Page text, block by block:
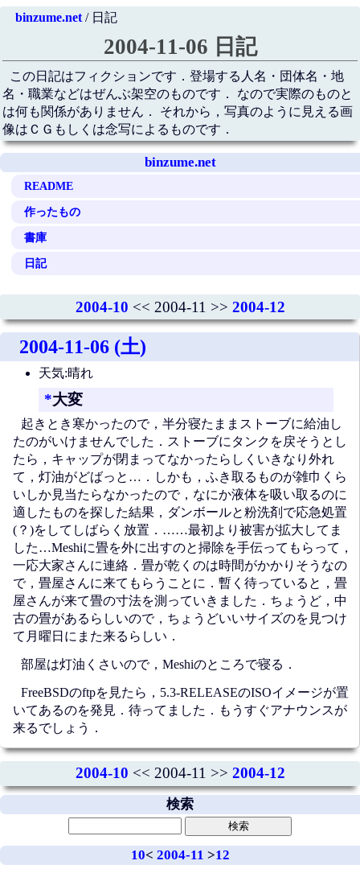
binzume.net/ 日記
2004-11-06 日記
この日記はフィクションです．登場する人名・団体名・地
名・職業などはぜんぶ架空のものです． なので実際のものと
は何も関係がありません． それから，写真のように見える画
像はＣＧもしくは念写によるものです．
binzume.net
README
作ったもの
書庫
日記
2004-10 << 2004-11 >> 2004-12
2004-11-06 (土)
天気:晴れ
*大変
起きとき寒かったので，半分寝たままストーブに給油し
たのがいけませんでした．ストーブにタンクを戻そうとし
たら，キャップが閉まってなかったらしくいきなり外れ
て，灯油がどばっと…．しかも，ふき取るものが雑巾くら
いしか見当たらなかったので，なにか液体を吸い取るのに
適したものを探した結果，ダンボールと粉洗剤で応急処置
(？)をしてしばらく放置．……最初より被害が拡大してま
した…Meshiに畳を外に出すのと掃除を手伝ってもらって，
一応大家さんに連絡．畳が乾くのは時間がかかりそうなの
で，畳屋さんに来てもらうことに．暫く待っていると，畳
屋さんが来て畳の寸法を測っていきました．ちょうど，中
古の畳があるらしいので，ちょうどいいサイズのを見つけ
て月曜日にまた来るらしい．
部屋は灯油くさいので，Meshiのところで寝る．
FreeBSDのftpを見たら，5.3-RELEASEのISOイメージが置
いてあるのを発見．待ってました．もうすぐアナウンスが
来るでしょう．
2004-10 << 2004-11 >> 2004-12
検索
10< 2004-11 >12